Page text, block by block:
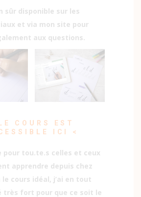
sûr disponible sur les
et via mon site pour
aux questions.
COURS EST
ICI <
pour tou.te.s celles et ceux
apprendre depuis chez
le cours idéal, j’ai en tout
très fort pour que ce soit le